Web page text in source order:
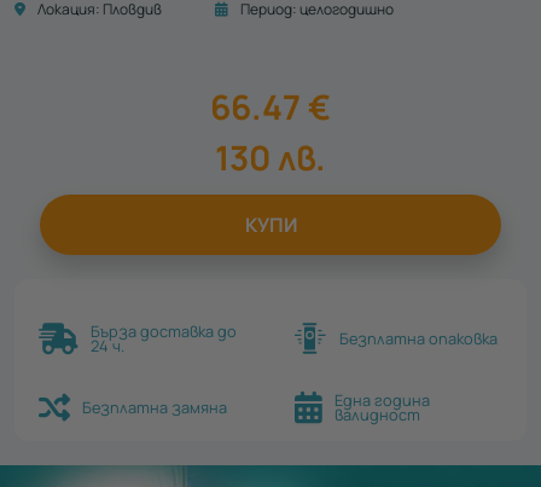
Локация: Пловдив Период:целогодишно
66.47 €
130лв.
КУПИ
Бърза доставка до
24 ч. Безплатна опаковка
Безплатна замяна Една година
валидност